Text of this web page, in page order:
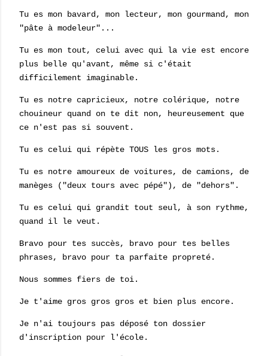
Tu es mon bavard, mon lecteur, mon gourmand, mon
"pâte à modeleur"...
Tu es mon tout, celui avec qui la vie est encore
plus belle qu'avant, même si c'était
difficilement imaginable.
Tu es notre capricieux, notre colérique, notre
chouineur quand on te dit non, heureusement que
ce n'est pas si souvent.
Tu es celui qui répète TOUS les gros mots.
Tu es notre amoureux de voitures, de camions, de
manèges ("deux tours avec pépé"), de "dehors".
Tu es celui qui grandit tout seul, à son rythme,
quand il le veut.
Bravo pour tes succès, bravo pour tes belles
phrases, bravo pour ta parfaite propreté.
Nous sommes fiers de toi.
Je t'aime gros gros gros et bien plus encore.
Je n'ai toujours pas déposé ton dossier
d'inscription pour l'école.